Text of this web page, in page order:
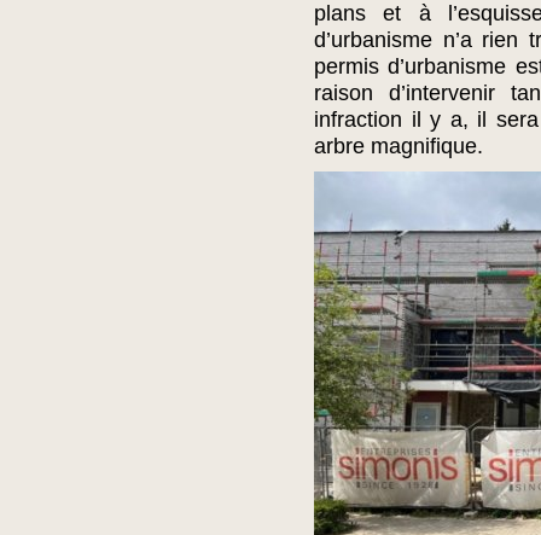
plans et à
d’urbanisme n’a rien
permis d’urbanisme
raison d’intervenir
infraction il y a, il
arbre magnifique.